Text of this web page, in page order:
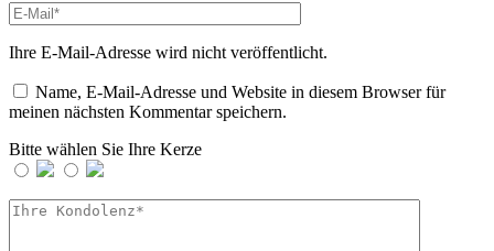
Ihre E-Mail-Adresse wird nicht veröffentlicht.
Name, E-Mail-Adresse und Website in diesem Browser für
meinen nächsten Kommentar speichern.
Bitte wählen Sie Ihre Kerze